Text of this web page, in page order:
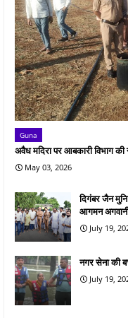
Guna
अवैध मदिरा पर आबकारी विभाग
May 03, 2026
दिगंबर जैन
आगमन
July 19,
नगर सेना की
July 19,